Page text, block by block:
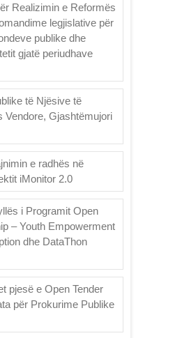
Realizimin e Reformës
legjislative për
publike dhe
gjatë periudhave
të Njësive të
Vendore, Gjashtëmujori
e radhës në
iMonitor 2.0
i Programit Open
– Youth Empowerment
dhe DataThon
pjesë e Open Tender
për Prokurime Publike